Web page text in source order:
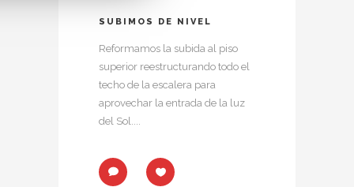
SUBIMOS DE NIVEL
Reformamos la subida al piso
superior reestructurando todo el
techo de la escalera para
aprovechar la entrada de la luz
del Sol....